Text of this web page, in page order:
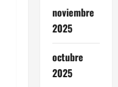
noviembre
2025
octubre
2025